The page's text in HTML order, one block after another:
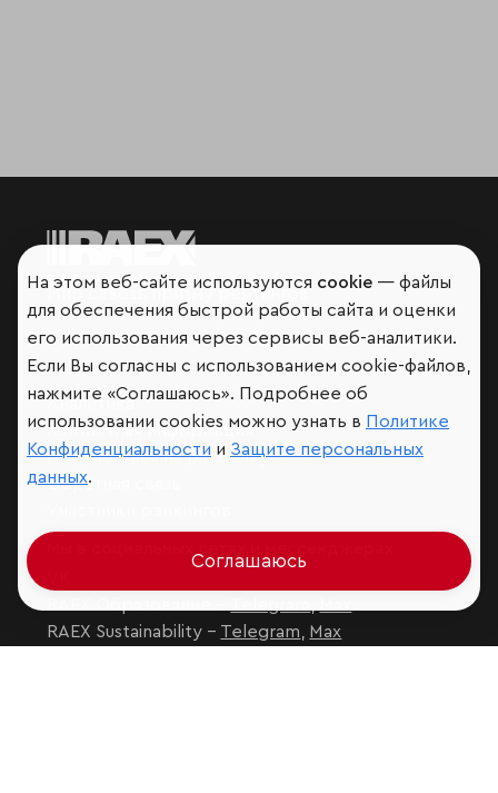
Мир сквозь призму рейтингов
Аналитика
Контактная информация
Подписаться на рассылку
Обратная связь
RAEX Sustainability – Telegram Max
На этом веб-сайте используются cookie — файлы
для обеспечения быстрой работы сайта и оценки
его использования через сервисы веб-аналитики.
Если Вы согласны с использованием cookie-файлов,
нажмите «Соглашаюсь». Подробнее об
использовании cookies можно узнать в Политике
Конфиденциальности и Защите персональных
данных.
Соглашаюсь